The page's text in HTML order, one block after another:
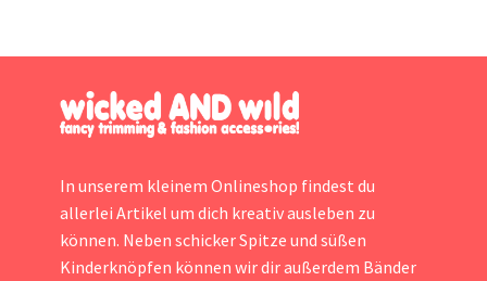
In unserem kleinem Onlineshop findest du
allerlei Artikel um dich kreativ ausleben zu
können. Neben schicker Spitze und süßen
Kinderknöpfen können wir dir außerdem Bänder